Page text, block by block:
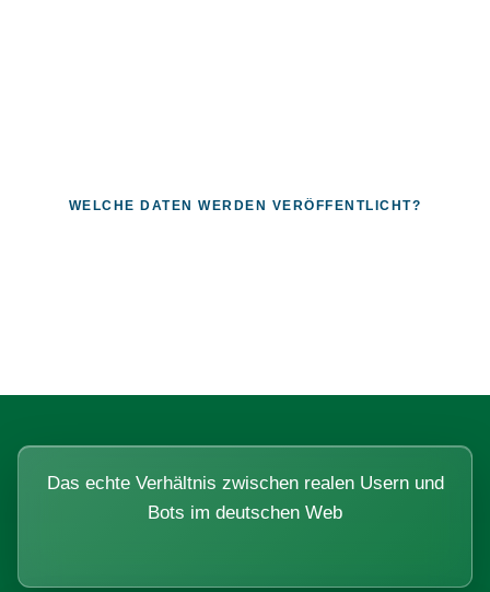
WELCHE DATEN WERDEN VERÖFFENTLICHT?
Das echte Verhältnis zwischen realen Usern und
Bots im deutschen Web